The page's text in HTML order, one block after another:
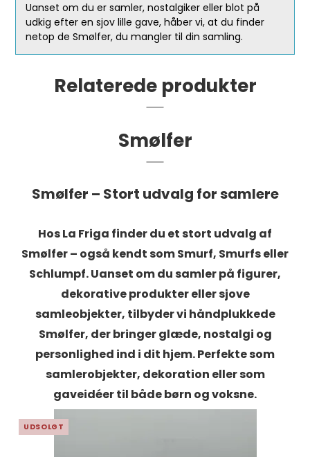
Uanset om du er samler, nostalgiker eller blot på
udkig efter en sjov lille gave, håber vi, at du finder
netop de Smølfer, du mangler til din samling.
Relaterede produkter
Smølfer
Smølfer – Stort udvalg for samlere
Hos La Friga finder du et stort udvalg af
Smølfer – også kendt som Smurf, Smurfs eller
Schlumpf. Uanset om du samler på figurer,
dekorative produkter eller sjove
samleobjekter, tilbyder vi håndplukkede
Smølfer, der bringer glæde, nostalgi og
personlighed ind i dit hjem. Perfekte som
samlerobjekter, dekoration eller som
gaveidéer til både børn og voksne.
UDSOLGT